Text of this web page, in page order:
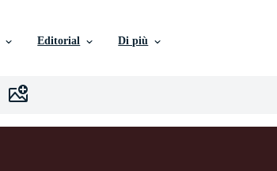
Editorial Di più